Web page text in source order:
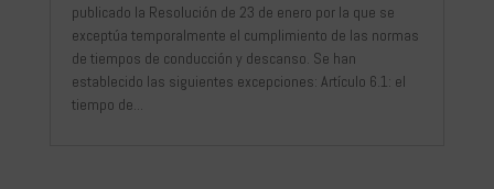
publicado la Resolución de 23 de enero por la que se
exceptúa temporalmente el cumplimiento de las normas
de tiempos de conducción y descanso. Se han
establecido las siguientes excepciones: Artículo 6.1: el
tiempo de...